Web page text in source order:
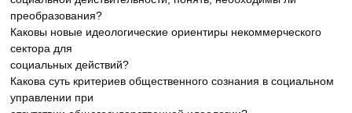
преобразования?
Каковы новые идеологические ориентиры некоммерческого
сектора для
социальных действий?
Какова суть критериев общественного сознания в социальном
управлении при